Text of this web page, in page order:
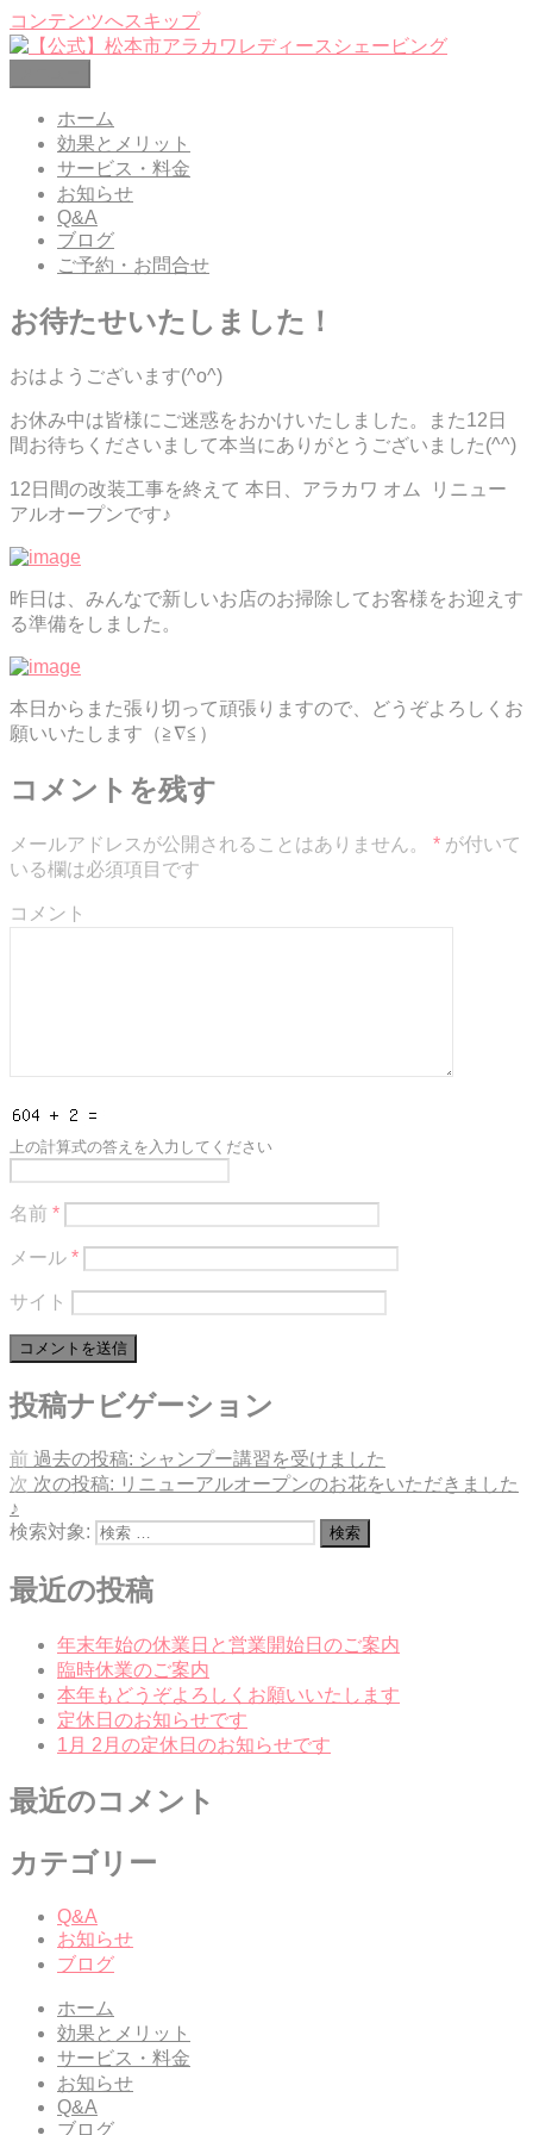
コンテンツへスキップ
【公式】松本市アラカワレディースシェービング
レディースシェービングエステ 松本市笹賀
ホーム
効果とメリット
サービス・料金
お知らせ
Q&A
ブログ
ご予約・お問合せ
お待たせいたしました！
おはようございます(^o^)
お休み中は皆様にご迷惑をおかけいたしました。また12日
間お待ちくださいまして本当にありがとうございました(^^)
12日間の改装工事を終えて 本日、アラカワ オム リニュー
アルオープンです♪
昨日は、みんなで新しいお店のお掃除してお客様をお迎えす
る準備をしました。
本日からまた張り切って頑張りますので、どうぞよろしくお
願いいたします（≧∇≦）
コメントを残す
メールアドレスが公開されることはありません。 * が付いて
いる欄は必須項目です
コメント
上の計算式の答えを入力してください
名前 *
メール *
サイト
投稿ナビゲーション
前 過去の投稿: シャンプー講習を受けました
次 次の投稿: リニューアルオープンのお花をいただきました
♪
検索対象:
検索
最近の投稿
年末年始の休業日と営業開始日のご案内
臨時休業のご案内
本年もどうぞよろしくお願いいたします
定休日のお知らせです
1月 2月の定休日のお知らせです
最近のコメント
カテゴリー
Q&A
お知らせ
ブログ
ホーム
効果とメリット
サービス・料金
お知らせ
Q&A
ブログ